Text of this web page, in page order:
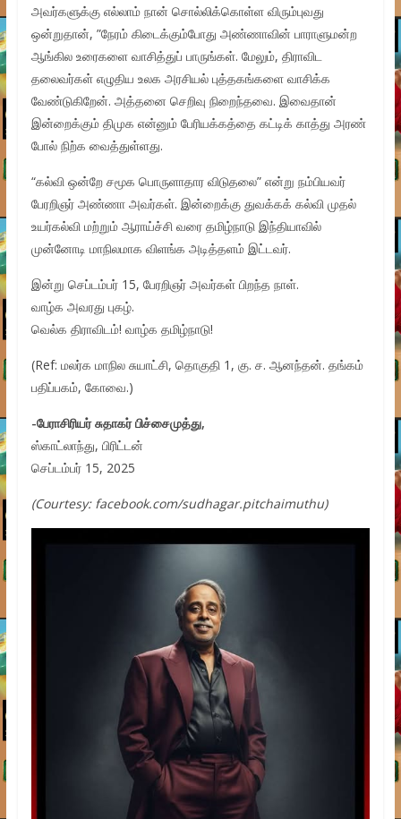
அவர்களுக்கு எல்லாம் நான் சொல்லிக்கொள்ள விரும்புவது
ஒன்றுதான், ”நேரம் கிடைக்கும்போது அண்ணாவின் பாராளுமன்ற
ஆங்கில உரைகளை வாசித்துப் பாருங்கள். மேலும், திராவிட
தலைவர்கள் எழுதிய உலக அரசியல் புத்தகங்களை வாசிக்க
வேண்டுகிறேன். அத்தனை செறிவு நிறைந்தவை. இவைதான்
இன்றைக்கும் திமுக என்னும் பேரியக்கத்தை கட்டிக் காத்து அரண்
போல் நிற்க வைத்துள்ளது.
“கல்வி ஒன்றே சமூக பொருளாதார விடுதலை” என்று நம்பியவர்
பேரறிஞர் அண்ணா அவர்கள். இன்றைக்கு துவக்கக் கல்வி முதல்
உயர்கல்வி மற்றும் ஆராய்ச்சி வரை தமிழ்நாடு இந்தியாவில்
முன்னோடி மாநிலமாக விளங்க அடித்தளம் இட்டவர்.
இன்று செப்டம்பர் 15, பேரறிஞர் அவர்கள் பிறந்த நாள்.
வாழ்க அவரது புகழ்.
வெல்க திராவிடம்! வாழ்க தமிழ்நாடு!
(Ref: மலர்க மாநில சுயாட்சி, தொகுதி 1, கு. ச. ஆனந்தன். தங்கம்
பதிப்பகம், கோவை.)
-பேராசிரியர் சுதாகர் பிச்சைமுத்து,
ஸ்காட்லாந்து, பிரிட்டன்
செப்டம்பர் 15, 2025
(Courtesy: facebook.com/sudhagar.pitchaimuthu)